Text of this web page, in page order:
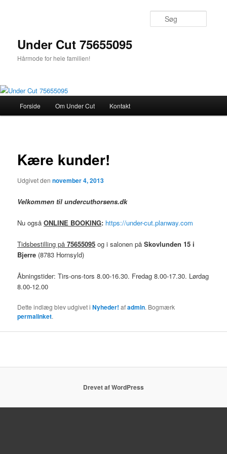
Under Cut 75655095
Hårmode for hele familien!
Forside Om Under Cut Kontakt
Kære kunder!
Udgivet dennovember 4, 2013
Velkommen til undercuthorsens.dk
Nu ogsåONLINE BOOKING: https://under-cut.planway.com
Tidsbestilling på75655095 og i salonen påSkovlunden 15 i
Bjerre (8783 Hornsyld)
Åbningstider: Tirs-ons-tors 8.00-16.30. Fredag 8.00-17.30. Lørdag
8.00-12.00
Dette indlæg blev udgivet iNyheder! afadmin. Bogmærk
permalinket.
Drevet af WordPress